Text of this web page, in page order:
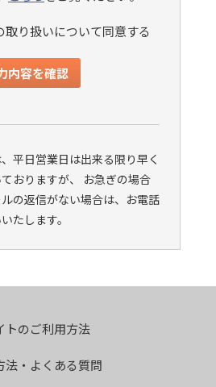
取り扱いについて同意する
平日営業日は出来る限り早く
おりますが、 お急ぎの場合
の返信がない場合は、お電話
たします。
トのご利用方法
法・よくある質問